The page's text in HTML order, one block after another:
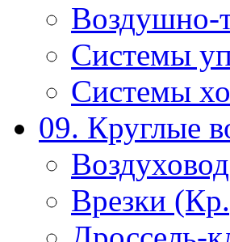
Воздушно-
Системы
Системы
09. Круглые
Врезки